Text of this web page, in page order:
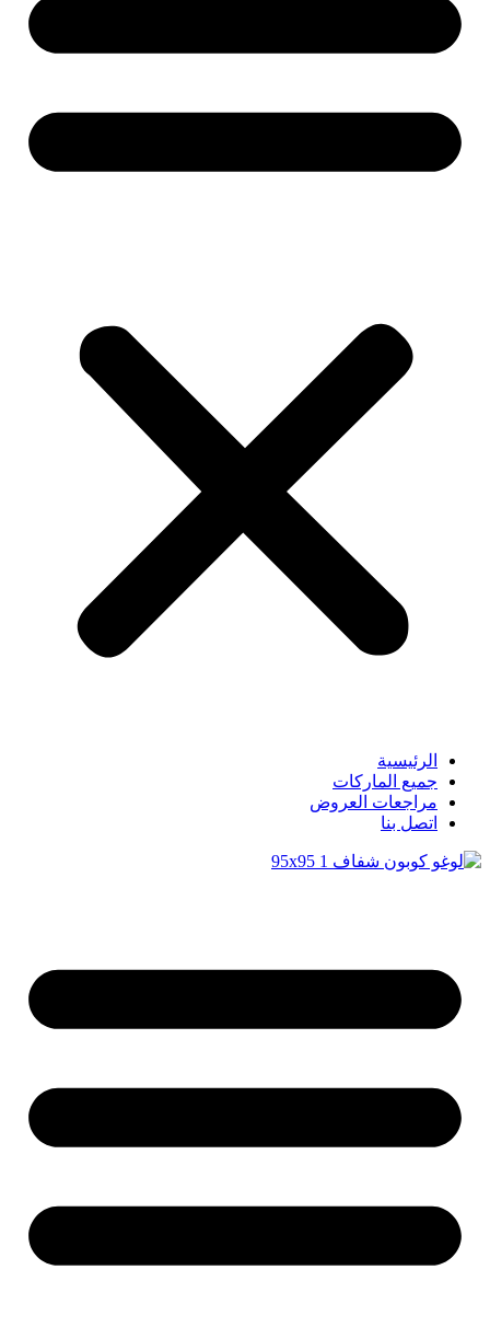
الرئيسية
جميع الماركات
مراجعات العروض
اتصل بنا